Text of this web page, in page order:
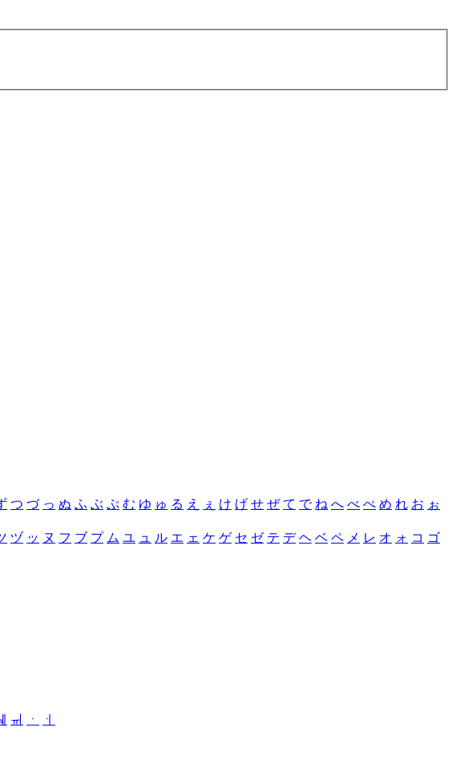
つ づ っ ぬ ふ ぶ ぷ む ゆ ゅ る え ぇ け げ せ ぜ て で ね へ べ ぺ め れ お ぉ
ヅ ッ ヌ フ ブ プ ム ユ ュ ル エ ェ ケ ゲ セ ゼ テ デ ヘ ベ ペ メ レ オ ォ コ ゴ
ㆌ ㆍ
ㆎ